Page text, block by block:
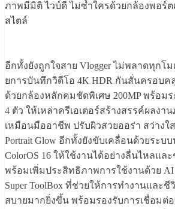
ภาพมีมิติ ไวบ์ดี ไม่ซ้ำใครด้วยกล้องพอร์ต
สไตล์
อีกทั้งยังถูกใจสาย Vlogger ไม่พลาดทุกโ
ยการบันทึกวิดีโอ 4K HDR กันสั่นครอบ
ด้วยกล้องหลักคมชัดพิเศษ 200MP พร้อม
4 ตัว ให้เหล่าครีเอเตอร์สร้างสรรค์ผลงา
เหมือนมืออาชีพ ปรับผิวสวยออร่า สว่างใ
Portrait Glow อีกทั้งยังขับเคลื่อนด้วยระบ
ColorOS 16 ให้ใช้งานได้อย่างลื่นไหลแ
พร้อมเพิ่มประสิทธิภาพการใช้งานด้วย AI
Super ToolBox ที่ช่วยให้การทำงานและ
สบายมากยิ่งขึ้น พร้อมรองรับการเชื่อมต่